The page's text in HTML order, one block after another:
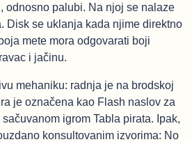
odnosno palubi. Na njoj se nalaze
Disk se uklanja kada njime direktno
mete mora odgovarati boji
i jačinu.
mehaniku: radnja je na brodskoj
je označena kao Flash naslov za
igrom Tabla pirata. Ipak,
konsultovanim izvorima: No